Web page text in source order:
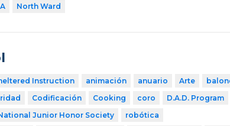
North Ward
Instruction animación anuario Arte
Codificación Cooking coro D.A.D. Program
Junior Honor Society
robótica